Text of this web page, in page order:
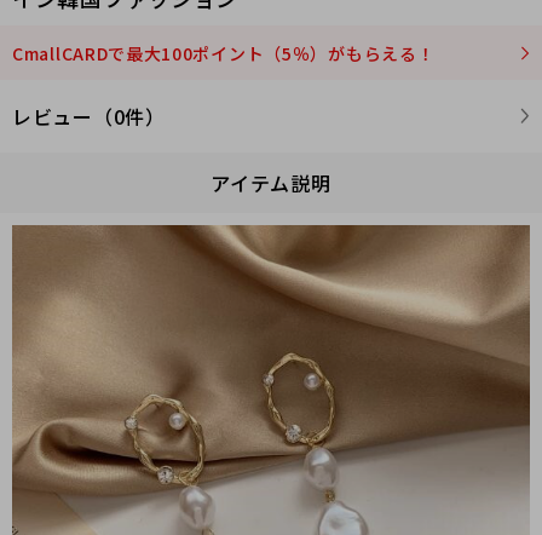
CmallCARDで最大100ポイント（5％）がもらえる！
レビュー（0件）
アイテム説明